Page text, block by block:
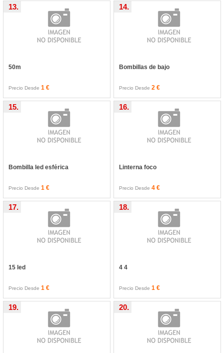
50m
13.
Precio Desde1 €
Bombillas de bajo
14.
Precio Desde 2 €
Bombilla led esférica
15.
Precio Desde1 €
Linterna foco
16.
Precio Desde 4 €
15 led
17.
Precio Desde1 €
4 4
18.
Precio Desde 1 €
19. 20.